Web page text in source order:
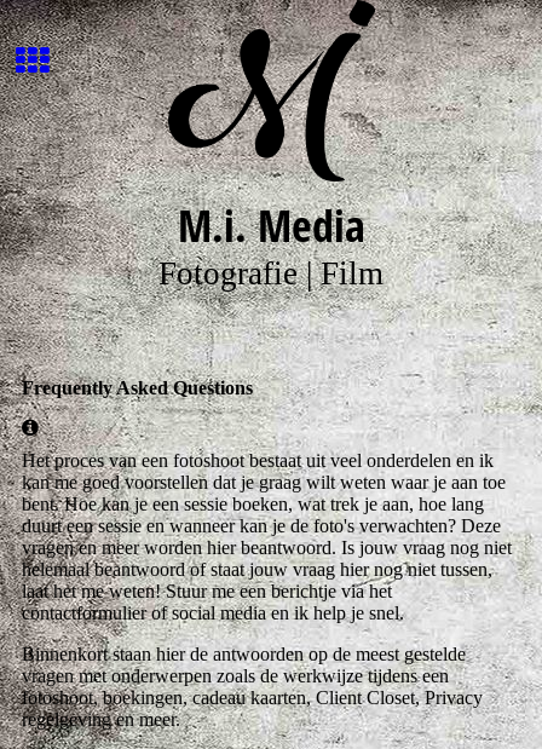
M.i. Media
Fotografie | Film
Frequently Asked Questions
Het proces van een fotoshoot bestaat uit veel onderdelen en ik
kan me goed voorstellen dat je graag wilt weten waar je aan toe
bent. Hoe kan je een sessie boeken, wat trek je aan, hoe lang
duurt een sessie en wanneer kan je de foto's verwachten? Deze
vragen en meer worden hier beantwoord. Is jouw vraag nog niet
helemaal beantwoord of staat jouw vraag hier nog niet tussen,
laat het me weten! Stuur me een berichtje via het
contactformulier of social media en ik help je snel.
Binnenkort staan hier de antwoorden op de meest gestelde
vragen met onderwerpen zoals de werkwijze tijdens een
fotoshoot, boekingen, cadeau kaarten, Client Closet, Privacy
regelgeving en meer.